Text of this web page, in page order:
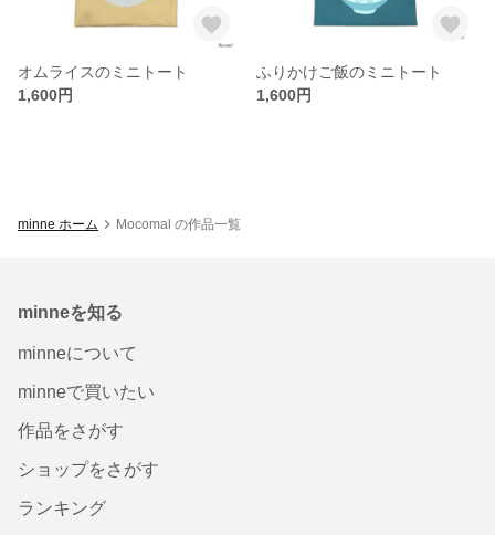
オムライスのミニトート
1,600円
ふりかけご飯のミニトート
1,600円
minne ホーム Mocomal の作品一覧
minneを知る
minneについて
minneで買いたい
作品をさがす
ショップをさがす
ランキング